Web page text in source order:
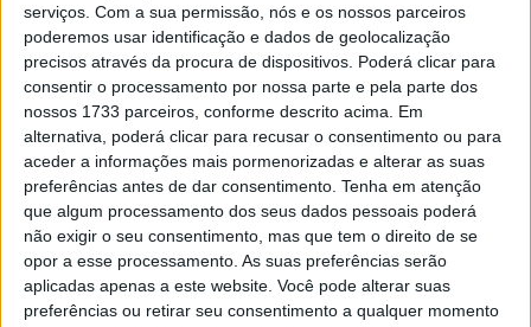
serviços. Com a sua permissão, nós e os nossos parceiros
poderemos usar identificação e dados de geolocalização
precisos através da procura de dispositivos. Poderá clicar para
consentir o processamento por nossa parte e pela parte dos
nossos 1733 parceiros, conforme descrito acima. Em
alternativa, poderá clicar para recusar o consentimento ou para
aceder a informações mais pormenorizadas e alterar as suas
preferências antes de dar consentimento. Tenha em atenção
que algum processamento dos seus dados pessoais poderá
não exigir o seu consentimento, mas que tem o direito de se
opor a esse processamento. As suas preferências serão
aplicadas apenas a este website. Você pode alterar suas
preferências ou retirar seu consentimento a qualquer momento
Viseu, onde se encontra também uma aeronave para
reconhecimento, avaliação e coordenação para o
combate aos fogos.
Esta e outras notícias para ouvir na Estação Diária – 96.8
FM ou emwww.968.fm
Pub